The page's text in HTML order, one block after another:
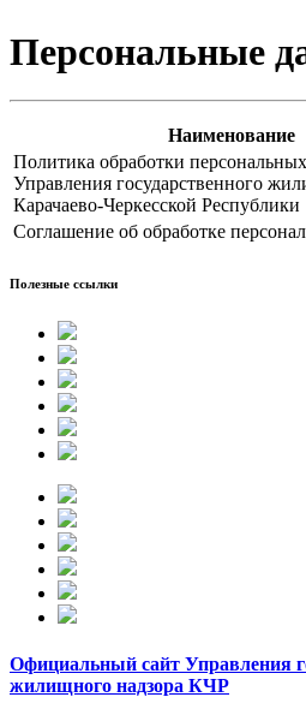
Персональные
Наименование
Политика обработки
Управления государственного
Карачаево-Черкесской Республики
Соглашение об обработке
Полезные ссылки
Официальный сайт Управления
жилищного надзора КЧР